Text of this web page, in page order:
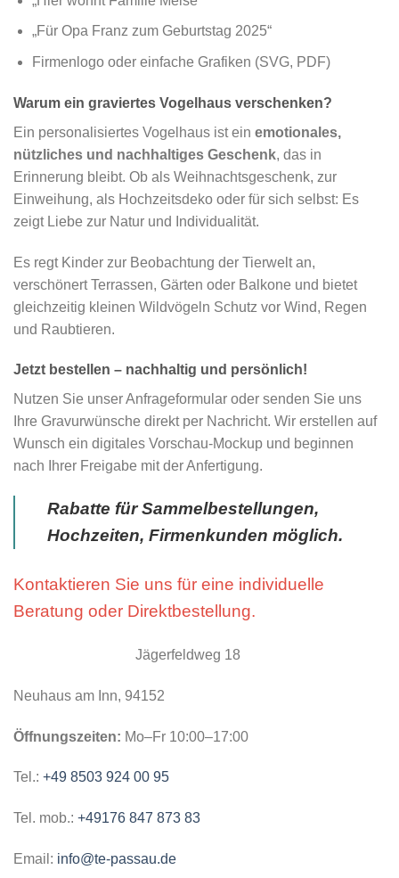
„Für Opa Franz zum Geburtstag 2025“
Firmenlogo oder einfache Grafiken (SVG, PDF)
Warum ein graviertes Vogelhaus verschenken?
Ein personalisiertes Vogelhaus ist ein emotionales,
nützliches und nachhaltiges Geschenk, das in
Erinnerung bleibt. Ob als Weihnachtsgeschenk, zur
Einweihung, als Hochzeitsdeko oder für sich selbst: Es
zeigt Liebe zur Natur und Individualität.
Es regt Kinder zur Beobachtung der Tierwelt an,
verschönert Terrassen, Gärten oder Balkone und bietet
gleichzeitig kleinen Wildvögeln Schutz vor Wind, Regen
und Raubtieren.
Jetzt bestellen – nachhaltig und persönlich!
Nutzen Sie unser Anfrageformular oder senden Sie uns
Ihre Gravurwünsche direkt per Nachricht. Wir erstellen auf
Wunsch ein digitales Vorschau-Mockup und beginnen
nach Ihrer Freigabe mit der Anfertigung.
Rabatte für Sammelbestellungen,
Hochzeiten, Firmenkunden möglich.
Kontaktieren Sie uns für eine individuelle
Beratung oder Direktbestellung.
Jägerfeldweg 18
Neuhaus am Inn, 94152
Öffnungszeiten: Mo–Fr 10:00–17:00
Tel.: +49 8503 924 00 95
Tel. mob.: +49176 847 873 83
Email: info@te-passau.de